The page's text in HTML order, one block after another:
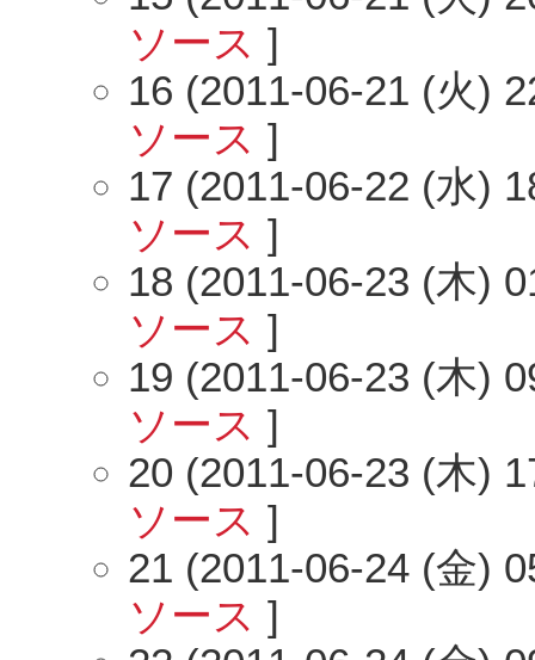
ソース ]
16 (2011-06-21 (火)
ソース ]
17 (2011-06-22 (水)
ソース ]
18 (2011-06-23 (木)
ソース ]
19 (2011-06-23 (木)
ソース ]
20 (2011-06-23 (木)
ソース ]
21 (2011-06-24 (金)
ソース ]